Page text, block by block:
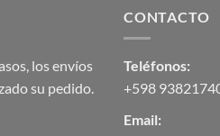
los envíos
su pedido.
CONTACTO
Teléfonos:
+598
Email: